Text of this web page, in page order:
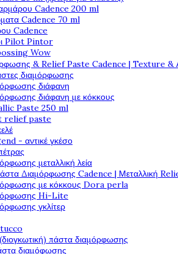
Cadence 200 ml
Cadence 70 ml
Cadence
Pilot Pintor
Wow
& Relief Paste Cadence | Texture &
διαμόρφωσης
διάφανη
διάφανη με κόκκους
Paste 250 ml
relief paste
- αντικέ γκέσο
μεταλλική λεία
Διαμόρφωσης Cadence | Μεταλλική
με κόκκους Dora perla
Hi-Lite
γκλίτερ
πάστα διαμόρφωσης
διαμόφωσης